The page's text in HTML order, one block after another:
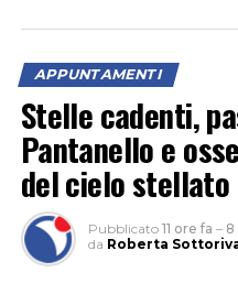
APPUNTAMENTI
Stelle cadenti,
Pantanello e
del cielo stellato
Pubblicato 11 ore fa – 8
da Roberta